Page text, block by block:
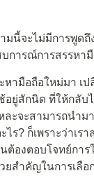
มนี้จะไม่มีการพูด
บการณ์การสรรหา
หามือถือใหม่มา เ
อยู่สักนิด ที่ให้กลับ
ะจะสามารถนำม
ะไร? ก็เพราะว่าเ
องตอบโจทย์การ
สำคัญในการเลือ